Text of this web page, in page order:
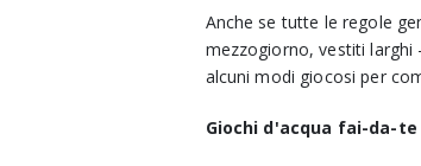
Anche se tutte le regole
mezzogiorno, vestiti larghi
alcuni modi giocosi per
Giochi d'acqua fai-da-te